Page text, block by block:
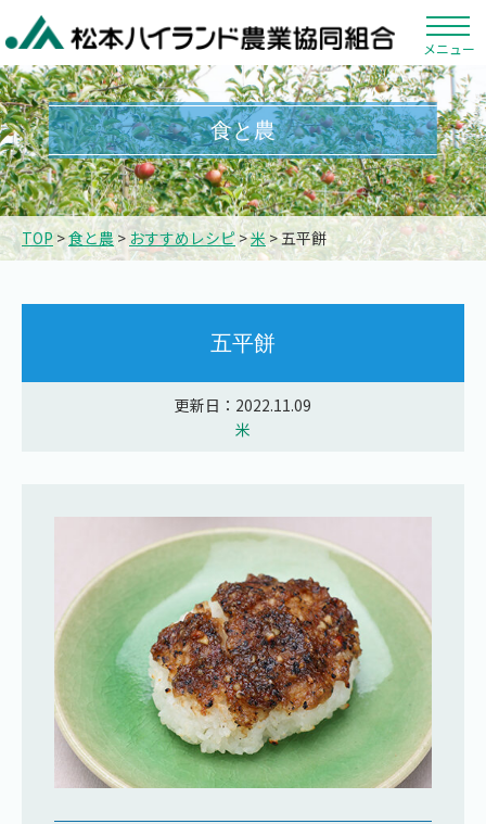
メニュー
食と農
TOP >食と農> おすすめレシピ>米 > 五平餅
五平餅
更新日：2022.11.09
米